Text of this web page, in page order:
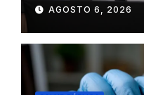
AGOSTO 6, 2026